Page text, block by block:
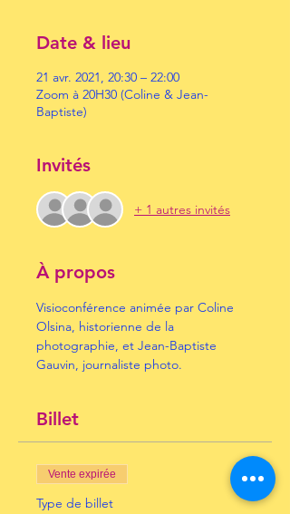
Date & lieu
21 avr. 2021, 20:30 – 22:00
Zoom à 20H30 (Coline & Jean-
Baptiste)
Invités
+ 1 autres invités
À propos
Visioconférence animée par Coline
Olsina, historienne de la
photographie, et Jean-Baptiste
Gauvin, journaliste photo.
Billet
Vente expirée
Type de billet